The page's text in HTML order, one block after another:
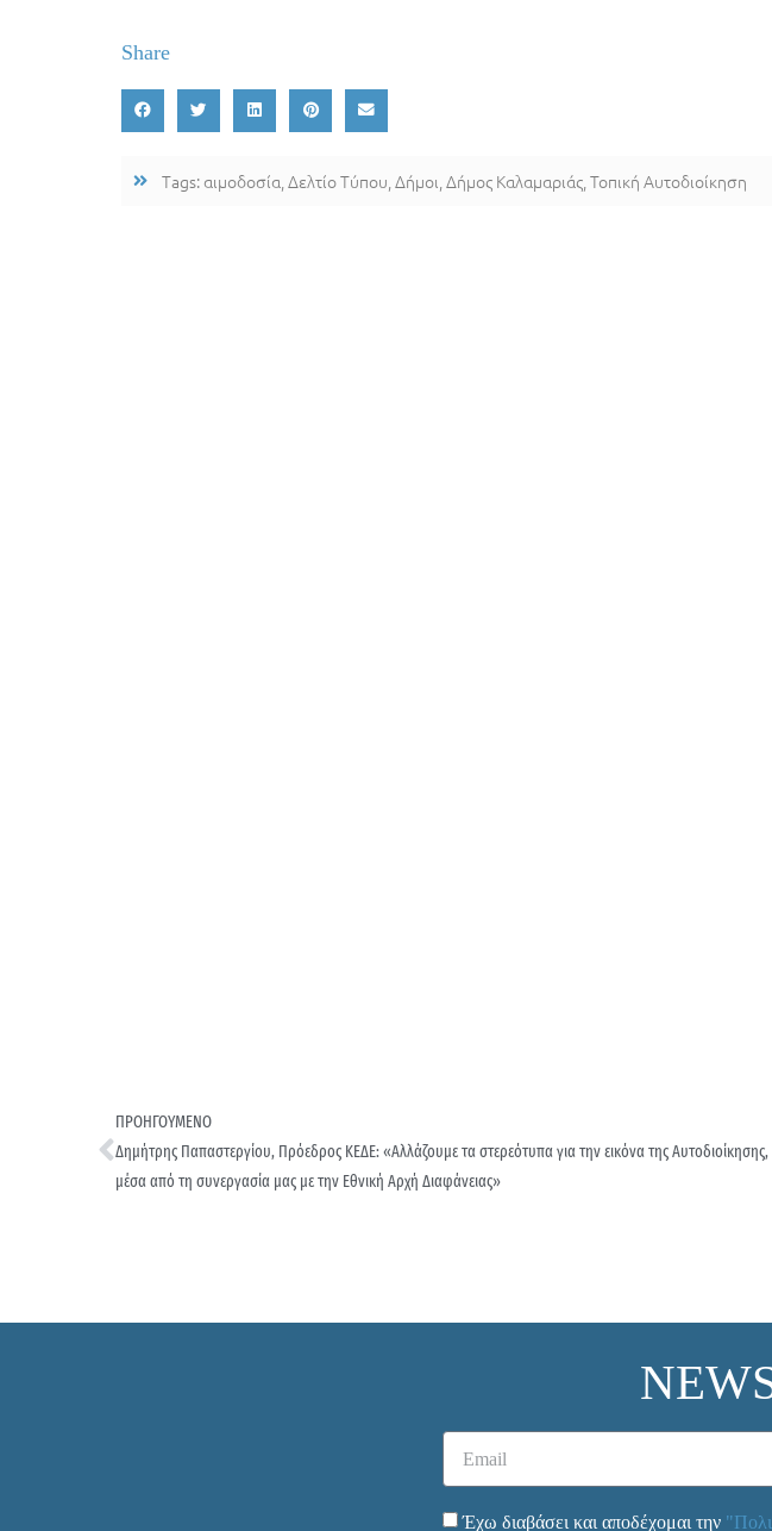
Share
Tags:αιμοδοσία Δελτίο Τύπου Δήμοι Δήμος Καλαμαριάς Τοπική Αυτοδιοίκηση
ΠΡΟΗΓΟΥΜΕΝΟ
Δημήτρης Παπαστεργίου, Πρόεδρος ΚΕΔΕ: «Αλλάζουμε τα στερεότυπα για την εικόνα της Aυτοδιοίκησης,
μέσα από τη συνεργασία μας με την Εθνική Αρχή Διαφάνειας»
Έχω διαβάσει και αποδέχομαι την